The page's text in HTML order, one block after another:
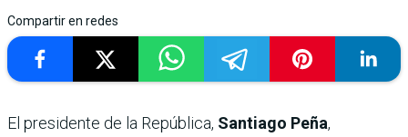
Compartir en redes
El presidente de la República, Santiago Peña,